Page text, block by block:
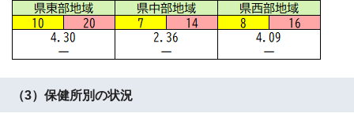
（3）保健所別の状況